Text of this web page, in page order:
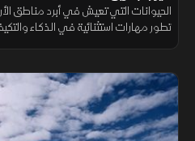
الحيوانات التي تعيش في أبرد مناطق
تطور مهارات استثنائية في الذكاء